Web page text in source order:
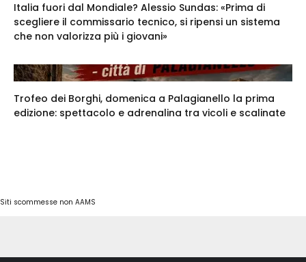
Italia fuori dal Mondiale? Alessio Sundas: «Prima di
scegliere il commissario tecnico, si ripensi un sistema
che non valorizza più i giovani»
Trofeo dei Borghi, domenica a Palagianello la prima
edizione: spettacolo e adrenalina tra vicoli e scalinate
Siti scommesse non AAMS